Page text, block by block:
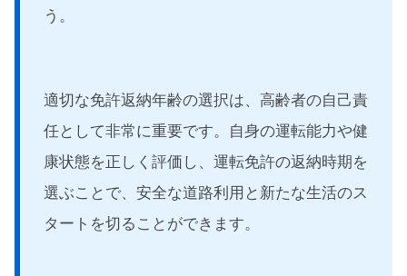
う。
適切な免許返納年齢の選択は、高齢者の自己責
任として非常に重要です。自身の運転能力や健
康状態を正しく評価し、運転免許の返納時期を
選ぶことで、安全な道路利用と新たな生活のス
タートを切ることができます。